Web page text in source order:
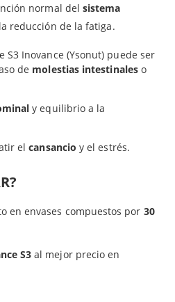
normal delsistema
reducción de la fatiga.
S3 Inovance (Ysonut) puede ser
de molestias intestinaleso
y equilibrio a la
elcansancio y el estrés.
en envases compuestos por 30
S3al mejor precio en